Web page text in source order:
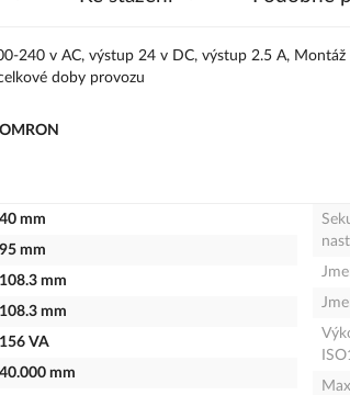
240 v AC, výstup 24 v DC, výstup 2.5 A,
doby provozu
OMRON
40 mm
95 mm
108.3 mm
108.3 mm
156 VA
40.000 mm